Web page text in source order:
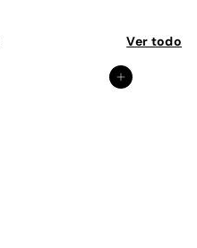
Ver todo
Adicionar ao Carrinho de Compras